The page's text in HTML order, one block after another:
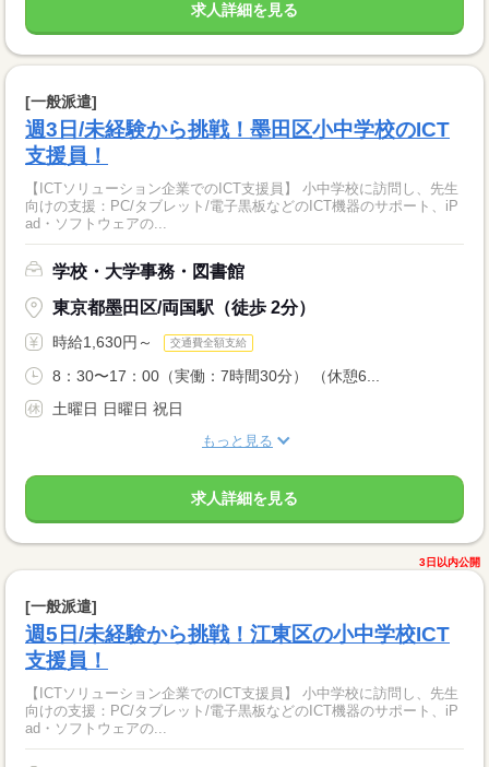
求人詳細を見る
[一般派遣]
週3日/未経験から挑戦！墨田区小中学校のICT
支援員！
【ICTソリューション企業でのICT支援員】 小中学校に訪問し、先生
向けの支援：PC/タブレット/電子黒板などのICT機器のサポート、iP
ad・ソフトウェアの...
学校・大学事務・図書館
東京都墨田区/両国駅（徒歩 2分）
時給1,630円～ 交通費全額支給
8：30〜17：00（実働：7時間30分） （休憩6...
土曜日 日曜日 祝日
もっと見る
求人詳細を見る
3日以内公開
[一般派遣]
週5日/未経験から挑戦！江東区の小中学校ICT
支援員！
【ICTソリューション企業でのICT支援員】 小中学校に訪問し、先生
向けの支援：PC/タブレット/電子黒板などのICT機器のサポート、iP
ad・ソフトウェアの...